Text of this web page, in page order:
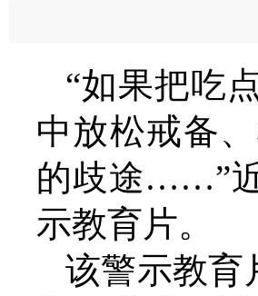
“如果把吃
中放松戒备
的歧途……”
示教育片。
该警示教育